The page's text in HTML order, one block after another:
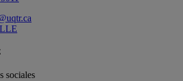
sociales